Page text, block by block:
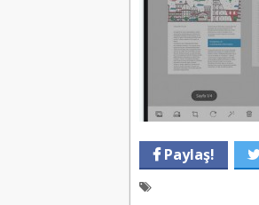
Paylaş!